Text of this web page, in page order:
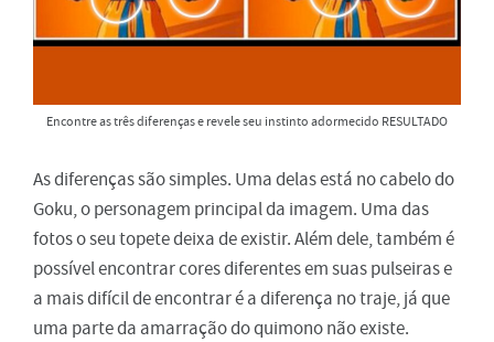
Encontre as três diferenças e revele seu instinto adormecido RESULTADO
As diferenças são simples. Uma delas está no cabelo do
Goku, o personagem principal da imagem. Uma das
fotos o seu topete deixa de existir. Além dele, também é
possível encontrar cores diferentes em suas pulseiras e
a mais difícil de encontrar é a diferença no traje, já que
uma parte da amarração do quimono não existe.